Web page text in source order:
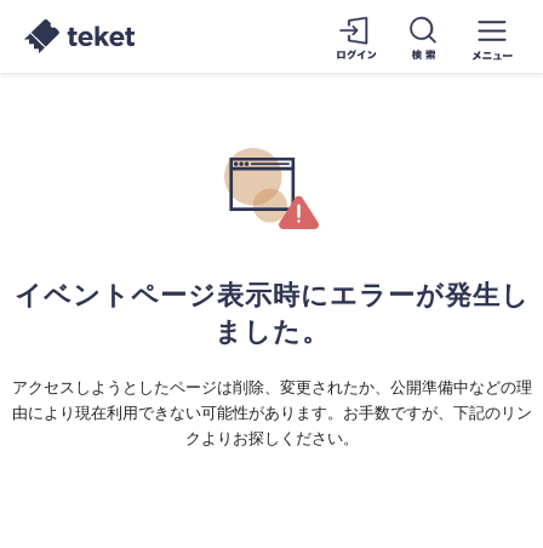
イベントページ表示時にエラーが発生し
ました。
アクセスしようとしたページは削除、変更されたか、公開準備中などの理
由により現在利用できない可能性があります。お手数ですが、下記のリン
クよりお探しください。